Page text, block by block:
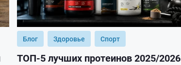
Блог Здоровье Спорт
ТОП-5 лучших протеинов 2025/2026